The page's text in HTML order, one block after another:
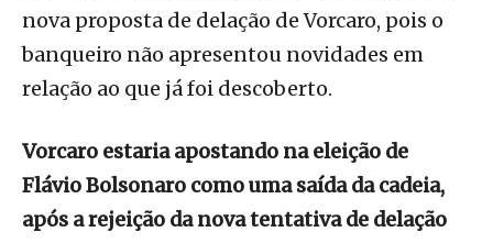
nova proposta de delação de Vorcaro, pois o
banqueiro não apresentou novidades em
relação ao que já foi descoberto.
Vorcaro estaria apostando na eleição de
Flávio Bolsonaro como uma saída da cadeia,
após a rejeição da nova tentativa de delação